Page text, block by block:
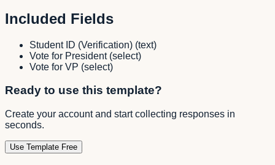
Included Fields
Student ID (Verification) (text)
Vote for President (select)
Vote for VP (select)
Ready to use this template?
Create your account and start collecting responses in
seconds.
Use Template Free